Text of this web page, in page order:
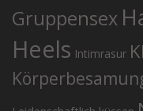
Gruppensex
Heels Intimrasur